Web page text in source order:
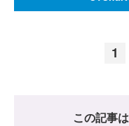
1
この記事